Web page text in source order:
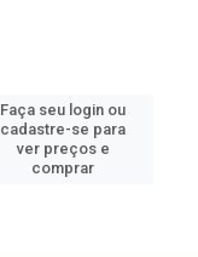
Faça seu login ou
cadastre-se para
ver preços e
comprar